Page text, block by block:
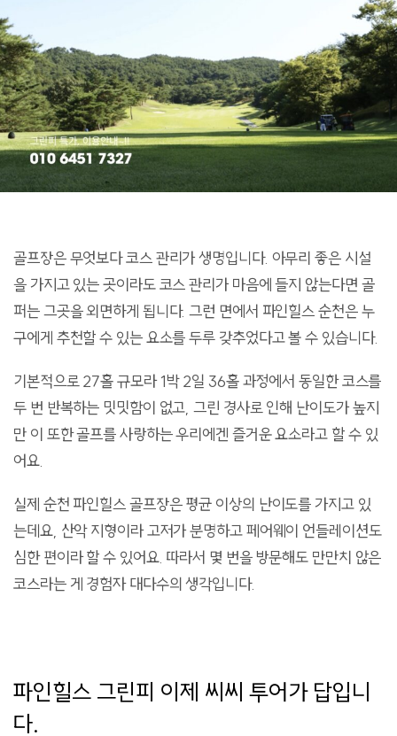
골프장은 무엇보다 코스 관리가 생명입니다. 아무리 좋은 시설
을 가지고 있는 곳이라도 코스 관리가 마음에 들지 않는다면 골
퍼는 그곳을 외면하게 됩니다. 그런 면에서 파인힐스 순천은 누
구에게 추천할 수 있는 요소를 두루 갖추었다고 볼 수 있습니다.
기본적으로 27홀 규모라 1박 2일 36홀 과정에서 동일한 코스를
두 번 반복하는 밋밋함이 없고, 그린 경사로 인해 난이도가 높지
만 이 또한 골프를 사랑하는 우리에겐 즐거운 요소라고 할 수 있
어요.
실제 순천 파인힐스 골프장은 평균 이상의 난이도를 가지고 있
는데요, 산악 지형이라 고저가 분명하고 페어웨이 언들레이션도
심한 편이라 할 수 있어요. 따라서 몇 번을 방문해도 만만치 않은
코스라는 게 경험자 대다수의 생각입니다.
파인힐스 그린피 이제 씨씨 투어가 답입니
다.